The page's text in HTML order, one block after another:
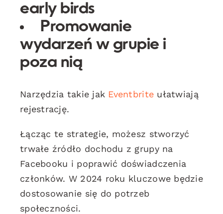
early birds
Promowanie
wydarzeń w grupie i
poza nią
Narzędzia takie jak Eventbrite ułatwiają
rejestrację.
Łącząc te strategie, możesz stworzyć
trwałe źródło dochodu z grupy na
Facebooku i poprawić doświadczenia
członków. W 2024 roku kluczowe będzie
dostosowanie się do potrzeb
społeczności.